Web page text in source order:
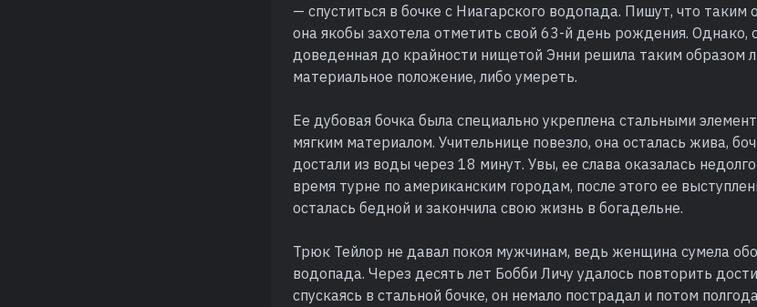
— спуститься в бочке с Ниагарского водопада. Пишут, что таким
она якобы захотела отметить свой 63-й день рождения. Однако,
доведенная до крайности нищетой Энни решила таким образом
материальное положение, либо умереть.
Ее дубовая бочка была специально укреплена стальными
мягким материалом. Учительнице повезло, она осталась жива,
достали из воды через 18 минут. Увы, ее слава оказалась
время турне по американским городам, после этого ее
осталась бедной и закончила свою жизнь в богадельне.
Трюк Тейлор не давал покоя мужчинам, ведь женщина сумела
водопада. Через десять лет Бобби Личу удалось повторить
спускаясь в стальной бочке, он немало пострадал и потом